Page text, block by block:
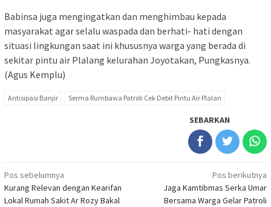
Babinsa juga mengingatkan dan menghimbau kepada
masyarakat agar selalu waspada dan berhati- hati dengan
situasi lingkungan saat ini khususnya warga yang berada di
sekitar pintu air Plalang kelurahan Joyotakan, Pungkasnya.
(Agus Kemplu)
Antisipasi Banjir Serma Rumbawa Patroli Cek Debit Pintu Air Plalan
SEBARKAN
Navigasi
pos
Pos sebelumnya
Kurang Relevan dengan Kearifan
Lokal Rumah Sakit Ar Rozy Bakal
Pos berikutnya
Jaga Kamtibmas Serka Umar
Bersama Warga Gelar Patroli